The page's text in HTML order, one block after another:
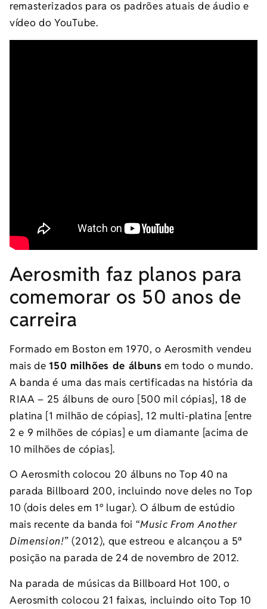
remasterizados para os padrões atuais de áudio e
vídeo do YouTube.
Aerosmith faz planos para
comemorar os 50 anos de
carreira
Formado em Boston em 1970, o Aerosmith vendeu
mais de 150 milhões de álbuns em todo o mundo.
A banda é uma das mais certificadas na história da
RIAA – 25 álbuns de ouro [500 mil cópias], 18 de
platina [1 milhão de cópias], 12 multi-platina [entre
2 e 9 milhões de cópias] e um diamante [acima de
10 milhões de cópias].
O Aerosmith colocou 20 álbuns no Top 40 na
parada Billboard 200, incluindo nove deles no Top
10 (dois deles em 1º lugar). O álbum de estúdio
mais recente da banda foi “Music From Another
Dimension!” (2012), que estreou e alcançou a 5ª
posição na parada de 24 de novembro de 2012.
Na parada de músicas da Billboard Hot 100, o
Aerosmith colocou 21 faixas, incluindo oito Top 10